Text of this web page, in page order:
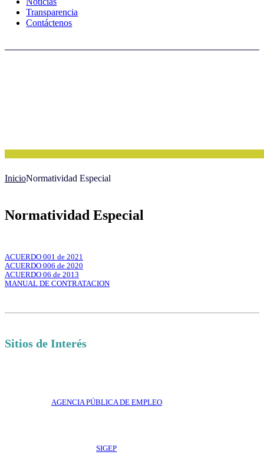
Transparencia
Contáctenos
InicioNormatividad Especial
Normatividad Especial
ACUERDO 001 de 2021
ACUERDO 006 de 2020
ACUERDO 06 de 2013
MANUAL DE CONTRATACION
Sitios de Interés
AGENCIA PÚBLICA DE EMPLEO
SIGEP